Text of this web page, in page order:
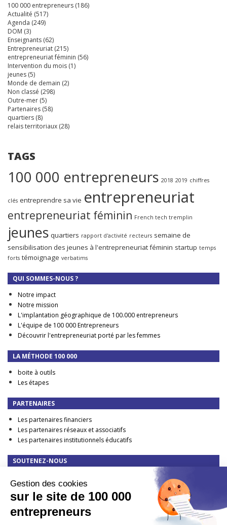
100 000 entrepreneurs (186)
Actualité (517)
Agenda (249)
DOM (3)
Enseignants (62)
Entrepreneuriat (215)
entrepreneuriat féminin (56)
Intervention du mois (1)
jeunes (5)
Monde de demain (2)
Non classé (298)
Outre-mer (5)
Partenaires (58)
quartiers (8)
relais territoriaux (28)
TAGS
100 000 entrepreneurs 2018 2019 chiffres
clés entreprendre sa vie entrepreneuriat
entrepreneuriat féminin French tech tremplin
jeunes quartiers rapport d'activité recteurs semaine de
sensibilisation des jeunes à l'entrepreneuriat féminin startup temps
forts témoignage verbatims
QUI SOMMES-NOUS ?
Notre impact
Notre mission
L'implantation géographique de 100.000 entrepreneurs
L'équipe de 100 000 Entrepreneurs
Découvrir l'entrepreneuriat porté par les femmes
LA MÉTHODE 100 000
boite à outils
Les étapes
PARTENAIRES
Les partenaires financiers
Les partenaires réseaux et associatifs
Les partenaires institutionnels éducatifs
SOUTENEZ-NOUS
DEVENIR PARTENAIRE FINANCIER
TAXE D'APPRENTISSAGE : elle change en 2023 !
CONTACT
Gestion des cookies
sur le site de 100 000
entrepreneurs